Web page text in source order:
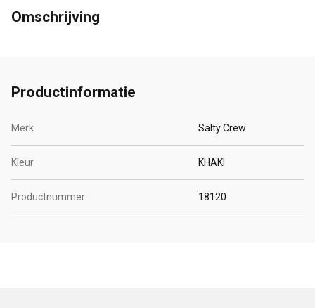
Omschrijving
Productinformatie
Merk Salty Crew
Kleur KHAKI
Productnummer 18120